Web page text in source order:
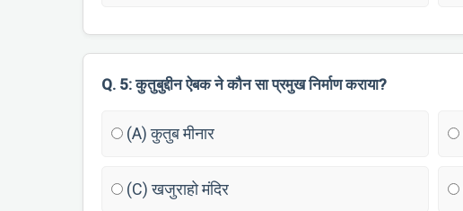
Q. 5: कुतुबुद्दीन ऐबक ने कौन सा प्रमुख निर्माण कराया?
(A) कुतुब मीनार
(C) खजुराहो मंदिर